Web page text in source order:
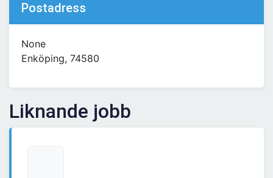
Postadress
None
Enköping, 74580
Liknande jobb